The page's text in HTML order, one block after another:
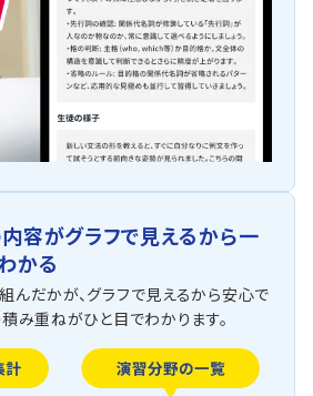
容がグラフで見えるから一
かる
んだかが、グラフで見えるから安心で
み重ねがひと目でわかります。